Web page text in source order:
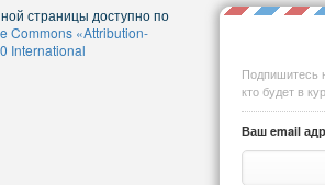
страницы доступно по
Commons «Attribution-
International
Подпишитесь
кто будет в
Ваш email